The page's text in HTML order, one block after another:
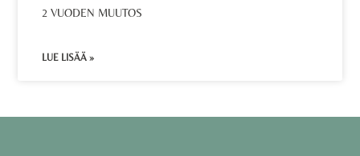
2 VUODEN MUUTOS
LUE LISÄÄ »